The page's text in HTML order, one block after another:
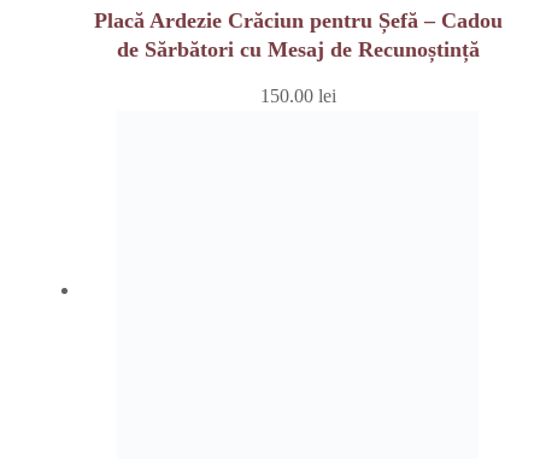
Placă Ardezie Crăciun pentru Șefă – Cadou
de Sărbători cu Mesaj de Recunoștință
150.00 lei